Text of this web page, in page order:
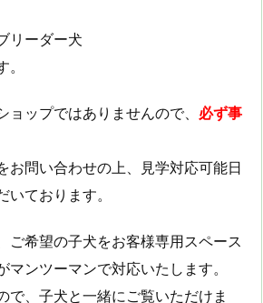
リーダー犬
ョップではありませんので、 必ず事
お問い合わせの上、見学対応可能日
ております。
ご希望の子犬をお客様専用スペース
マンツーマンで対応いたします。
で、子犬と一緒にご覧いただけま